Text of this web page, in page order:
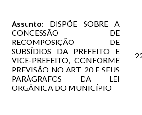
Assunto: DISPÕE SOBRE A
CONCESSÃO DE
RECOMPOSIÇÃO DE
SUBSÍDIOS DA PREFEITO E
VICE-PREFEITO, CONFORME
PREVISÃO NO ART. 20 E SEUS
PARÁGRAFOS DA LEI
ORGÂNICA DO MUNICÍPIO